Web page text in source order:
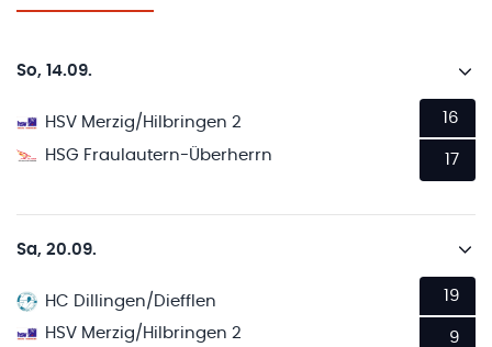
So, 14.09.
HSV Merzig/Hilbringen 2
HSG Fraulautern-Überherrn
16
17
Sa, 20.09.
HC Dillingen/Diefflen
HSV Merzig/Hilbringen 2
19
9